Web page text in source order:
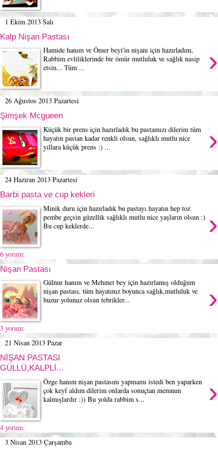
1 Ekim 2013 Salı
Kalp Nişan Pastası
›
Hamide hanım ve Ömer beyi'in nişanı için hazırladım,
Rabbim evliliklerinde bir ömür mutluluk ve sağlık nasip
etsin... Tüm ...
26 Ağustos 2013 Pazartesi
Şimşek Mcgueen
›
Küçük bir prens için hazırladık bu pastamızı dilerim tüm
hayatın pastan kadar renkli olsun, sağlıklı mutlu nice
yıllara küçük prens :) ...
24 Haziran 2013 Pazartesi
Barbi pasta ve cup kekleri
›
Minik duru için hazırladık bu pastayı hayatın hep toz
pembe geçsin güzellik sağlıklı mutlu nice yaşların olsun :)
Bu cup keklerde...
6 yorum:
Nişan Pastası
›
Gülnur hanım ve Mehmet bey için hazırlamış olduğum
nişan pastası, tüm hayatınız boyunca sağlık,mutluluk ve
huzur yolunuz olsun tebrikler...
3 yorum:
21 Nisan 2013 Pazar
NİŞAN PASTASI
GÜLLÜ,KALPLİ...
›
Özge hanım nişan pastasını yapmamı istedi ben yaparken
çok keyf aldım dilerim onlarda sonuçtan memnun
kalmışlardır :)) Bu yolda rabbim s...
4 yorum:
3 Nisan 2013 Çarşamba